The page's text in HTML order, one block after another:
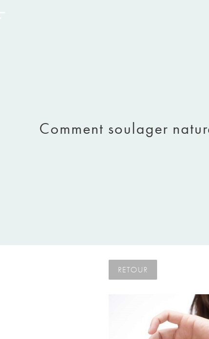
Comment soulager
RETOUR